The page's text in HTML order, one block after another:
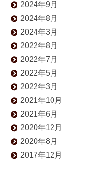
2024年9月
2024年8月
2024年3月
2022年8月
2022年7月
2022年5月
2022年3月
2021年10月
2021年6月
2020年12月
2020年8月
2017年12月